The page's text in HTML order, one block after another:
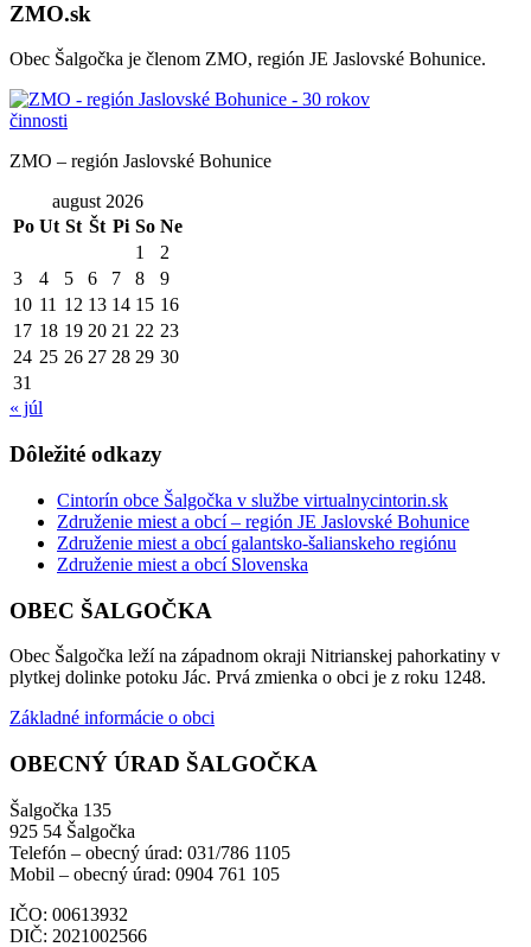
ZMO.sk
Obec Šalgočka je členom ZMO, región JE Jaslovské Bohunice.
ZMO – región Jaslovské Bohunice
august 2026
Po Ut St Št Pi So Ne
1
2
3
4 5 6 7 8
9
10 11 12 13 14 15 16
17 18 19 20 21 22 23
24 25 26 27 28 29 30
31
« júl
Dôležité odkazy
Cintorín obce Šalgočka v službe virtualnycintorin.sk
Združenie miest a obcí – región JE Jaslovské Bohunice
Združenie miest a obcí galantsko-šalianskeho regiónu
Združenie miest a obcí Slovenska
OBEC ŠALGOČKA
Obec Šalgočka leží na západnom okraji Nitrianskej pahorkatiny v
plytkej dolinke potoku Jác. Prvá zmienka o obci je z roku 1248.
Základné informácie o obci
OBECNÝ ÚRAD ŠALGOČKA
Šalgočka 135
925 54 Šalgočka
Telefón – obecný úrad: 031/786 1105
Mobil – obecný úrad: 0904 761 105
IČO: 00613932
DIČ: 2021002566